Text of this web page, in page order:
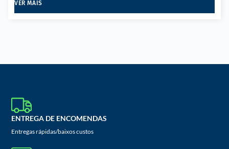
VER MAIS
ENTREGA DE ENCOMENDAS
Entregas rápidas/baixos custos